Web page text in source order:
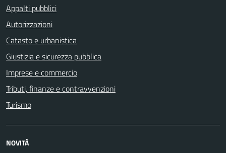
Appalti pubblici
Autorizzazioni
Catasto e urbanistica
Giustizia e sicurezza pubblica
Imprese e commercio
Tributi, finanze e contravvenzioni
Turismo
NOVITÀ